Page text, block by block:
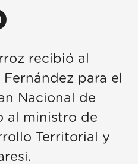
recibió al
para el
Nacional de
al ministro de
Territorial y